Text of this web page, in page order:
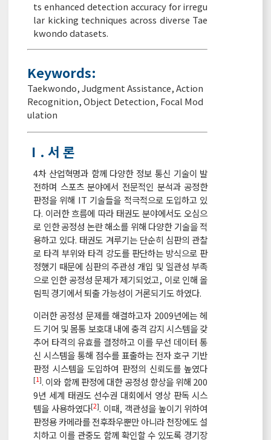
ts enhanced detection accuracy for irregu
lar kicking techniques across diverse Tae
kwondo datasets.
Keywords:
Taekwondo,Judgment Assistance,Action
Recognition,Object Detection, Focal Mod
ulation
Ⅰ. 서 론
4차 산업혁명과 함께 다양한 정보 통신 기술이 발
전하며 스포츠 분야에서 전문적인 분석과 공정한
판정을 위해 IT 기술들을 적극적으로 도입하고 있
다. 이러한 흐름에 따라 태권도 분야에서도 오심으
로 인한 공정성 논란 해소를 위해 다양한 기술을 적
용하고 있다. 태권도 겨루기는 단순히 심판의 관찰
로 타격 부위와 타격 강도를 판단하는 방식으로 판
정했기 때문에 심판의 주관성 개입 및 일관성 부족
으로 인한 공정성 문제가 제기되었고, 이로 인해 올
림픽 경기에서 퇴출 가능성이 거론되기도 하였다.
이러한 공정성 문제를 해결하고자 2009년에는 헤
드 기어 및 몸통 보호대 내에 충격 감지 시스템을 갖
추어 타격의 유효를 결정하고 이를 무선 데이터 통
신 시스템을 통해 점수를 표출하는 전자 호구 기반
판정 시스템을 도입하여 판정의 신뢰도를 높였다
[1]. 이와 함께 판정에 대한 공정성 향상을 위해 200
9년 세계 태권도 선수권 대회에서 영상 판독 시스
템을 사용하였다[2]. 이때, 객관성을 높이기 위하여
판정용 카메라를 전후좌우뿐만 아니라 천장에도 설
치하고 이를 관중도 함께 확인할 수 있도록 경기장